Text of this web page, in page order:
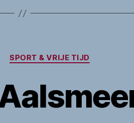
Categorieën
SPORT & VRIJE TIJD